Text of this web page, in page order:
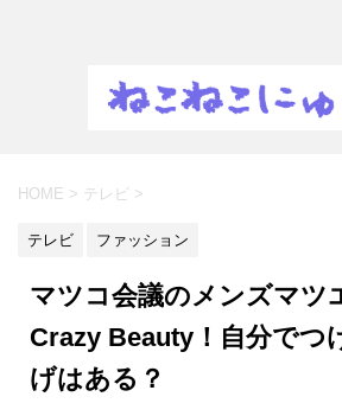
HOME > テレビ >
テレビ ファッション
マツコ会議のメンズマツ
Crazy Beauty！自分でつ
げはある？